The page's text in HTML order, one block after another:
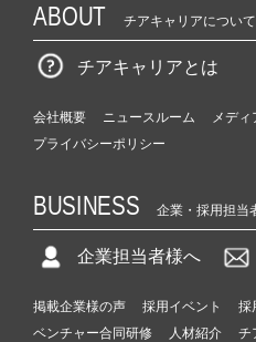
ABOUT チアキャリアについて
チアキャリアとは
会社概要 ニュースルーム
メデ
プライバシーポリシー
BUSINESS 企業・採用担当
企業担当者様へ
掲載企業様の声 採用イベント 採
ベンチャー合同研修
人材紹介 チ